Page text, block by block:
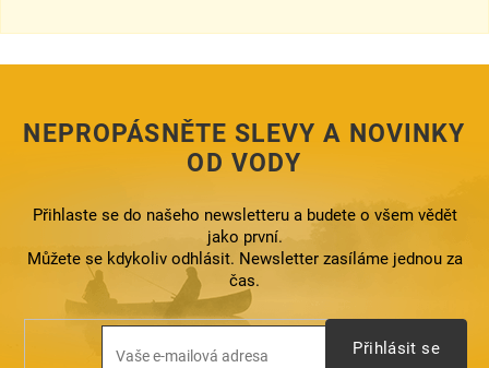
a
í
v
k
y
ý
p
i
s
u
NEPROPÁSNĚTE SLEVY A NOVINKY
OD VODY
Přihlaste se do našeho newsletteru a budete o všem vědět
jako první.
Můžete se kdykoliv odhlásit. Newsletter zasíláme jednou za
čas.
Přihlásit se